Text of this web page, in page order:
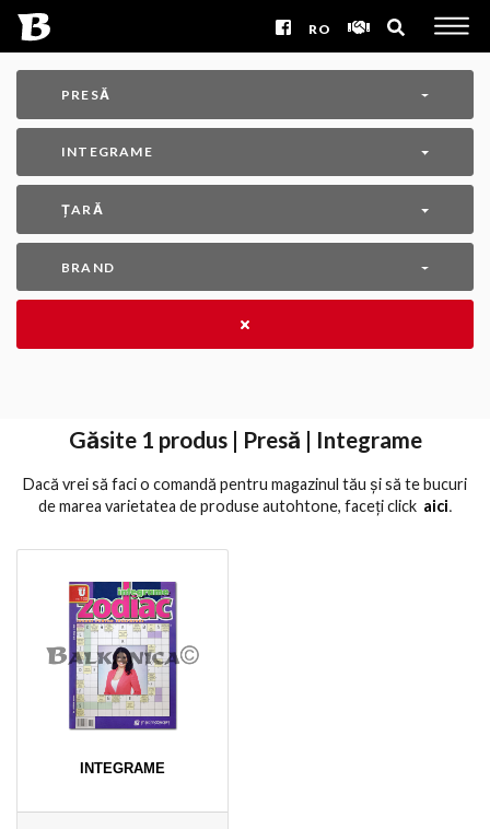
RO
PRESĂ
INTEGRAME
ȚARĂ
BRAND
Găsite 1 produs | Presă | Integrame
Dacă vrei să faci o comandă pentru magazinul tău și să te bucuri
de marea varietatea de produse autohtone, faceți click aici․
INTEGRAME